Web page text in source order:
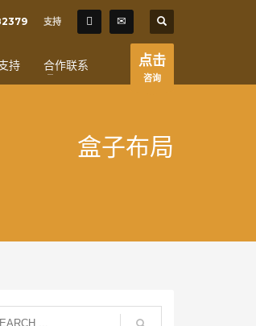
HOURS
5:00PM
appointment only!
支持
持 合作联系 点击
咨询
盒子布局